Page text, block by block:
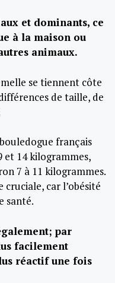
et dominants, ce
à la maison ou
animaux.
français
et 14 kilogrammes,
7 à 11 kilogrammes.
car l’obésité
santé.
par
facilement
réactif une fois